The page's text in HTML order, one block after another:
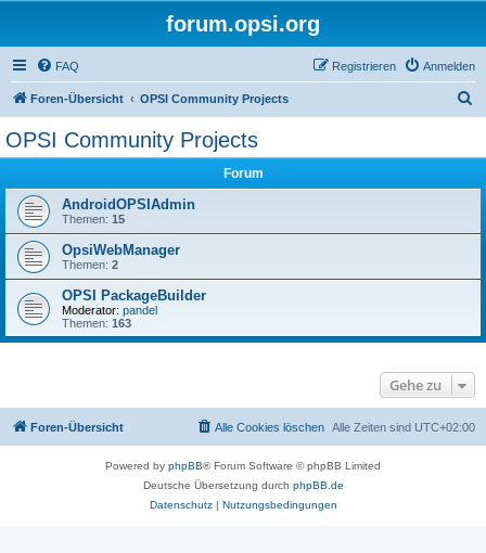
forum.opsi.org
FAQ Anmelden
Registrieren
Foren-Übersicht OPSI Community Projects
OPSI Community Projects
Forum
AndroidOPSIAdmin
Themen: 15
OpsiWebManager
Themen: 2
OPSI PackageBuilder
Moderator: pandel
Themen: 163
Gehe zu
Foren-Übersicht Alle Zeiten sind UTC+02:00
Alle Cookies löschen
Powered by phpBB® Forum Software © phpBB Limited
Deutsche Übersetzung durch phpBB.de
Datenschutz| Nutzungsbedingungen